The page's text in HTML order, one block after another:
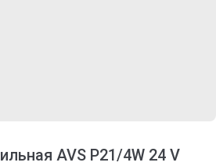
AVS P21/4W 24 V